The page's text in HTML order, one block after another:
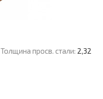
Толщина просв. стали: 2,32